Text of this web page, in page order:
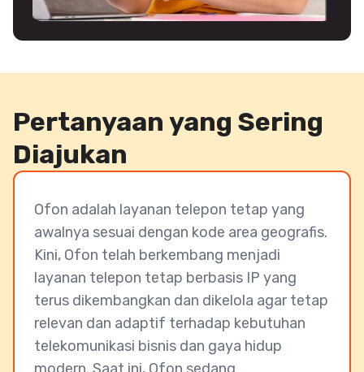
Pertanyaan yang Sering
Diajukan
Ofon adalah layanan telepon tetap yang
awalnya sesuai dengan kode area geografis.
Kini, Ofon telah berkembang menjadi
layanan telepon tetap berbasis IP yang
terus dikembangkan dan dikelola agar tetap
relevan dan adaptif terhadap kebutuhan
telekomunikasi bisnis dan gaya hidup